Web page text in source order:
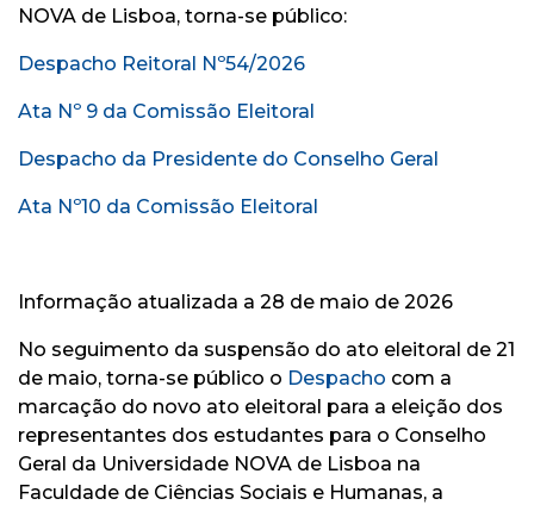
NOVA de Lisboa, torna-se público:
Despacho Reitoral Nº54/2026
Ata Nº 9 da Comissão Eleitoral
Despacho da Presidente do Conselho Geral
Ata Nº10 da Comissão Eleitoral
Informação atualizada a 28 de maio de 2026
No seguimento da suspensão do ato eleitoral de 21
de maio, torna-se público o Despacho com a
marcação do novo ato eleitoral para a eleição dos
representantes dos estudantes para o Conselho
Geral da Universidade NOVA de Lisboa na
Faculdade de Ciências Sociais e Humanas, a